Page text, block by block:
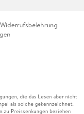
Widerrufsbelehrung
die das Lesen aber nicht
als solche gekennzeichnet.
zu Preissenkungen beziehen